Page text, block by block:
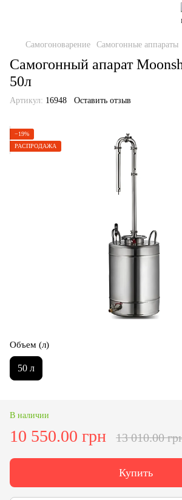
Самогоноварение Самогонные аппараты
Самогонный апарат
50л
Артикул: 16948 Оставить отзыв
−19%
РАСПРОДАЖА
Объем (л)
50 л
В наличии
10 550.00 грн 13 010.00
Купить